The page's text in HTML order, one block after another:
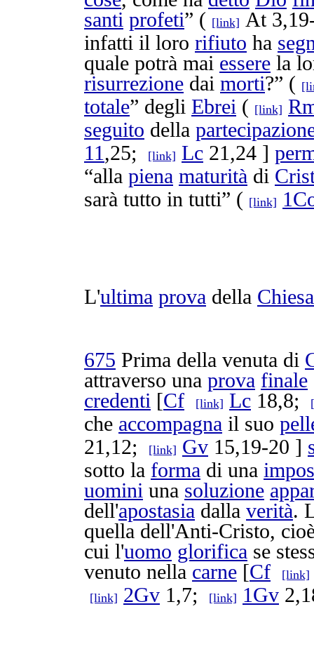
santi profeti” ( [link] At
infatti il loro rifiuto ha
quale potrà mai essere la
risurrezione dai morti?” (
totale” degli Ebrei ( [link]
seguito della
11,25; [link] Lc 21,24 ]
“alla piena maturità di
sarà tutto in tutti” ( [link]
L'ultima prova della Chiesa
675 Prima della venuta di
attraverso una prova finale
credenti [Cf [link] Lc 18,8;
che accompagna il suo
21,12;
[link] Gv 15,19-20 ]
sotto la forma di una
uomini una soluzione
dell'apostasia dalla verità.
quella dell'Anti-Cristo,
cui l'uomo glorifica se
venuto nella carne [Cf [link]
[link] 2Gv 1,7; [link] 1Gv